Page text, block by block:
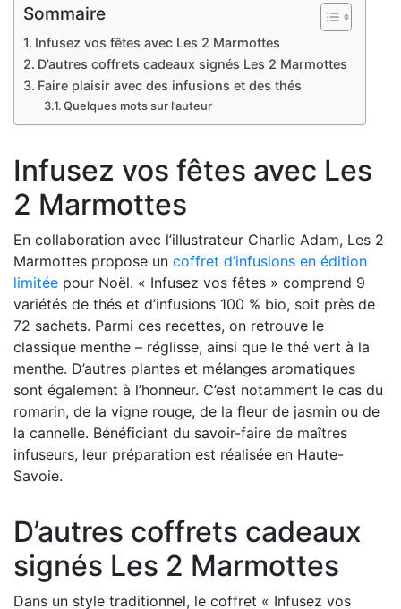
Sommaire
Infusez vos fêtes avec Les 2 Marmottes
D’autres coffrets cadeaux signés Les 2 Marmottes
Faire plaisir avec des infusions et des thés
Quelques mots sur l’auteur
Infusez vos fêtes avec Les
2 Marmottes
En collaboration avec l’illustrateur Charlie Adam, Les 2
Marmottes propose un coffret d’infusions en édition
limitée pour Noël. « Infusez vos fêtes » comprend 9
variétés de thés et d’infusions 100 % bio, soit près de
72 sachets. Parmi ces recettes, on retrouve le
classique menthe – réglisse, ainsi que le thé vert à la
menthe. D’autres plantes et mélanges aromatiques
sont également à l’honneur. C’est notamment le cas du
romarin, de la vigne rouge, de la fleur de jasmin ou de
la cannelle. Bénéficiant du savoir-faire de maîtres
infuseurs, leur préparation est réalisée en Haute-
Savoie.
D’autres coffrets cadeaux
signés Les 2 Marmottes
Dans un style traditionnel, le coffret « Infusez vos